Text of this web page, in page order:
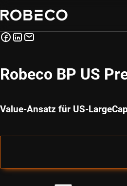
Robeco BP US
Value-Ansatz für US-